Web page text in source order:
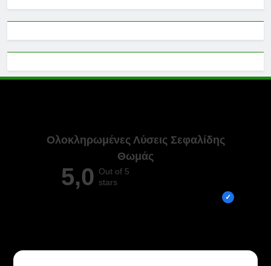
Ολοκληρωμένες Λύσεις Σεφαλίδης
Θωμάς
5,0 Out of 5
stars